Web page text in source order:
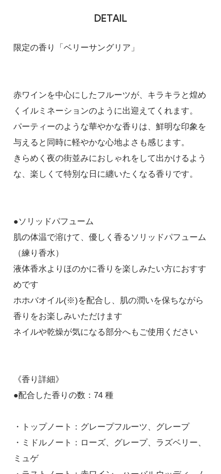
DETAIL
限定の香り「ベリーサングリア」
赤ワインを中心にしたフルーツが、キラキラと煌め
くイルミネーションのように出迎えてくれます。
パーティーのような華やかな香りは、鮮明な印象を
与えると同時に軽やかな心地よさも感じます。
きらめく夜の街並みにおしゃれをして出かけるよう
な、楽しくて特別な日に纏いたくなる香りです。
●ソリッドパフューム
肌の体温で溶けて、優しく香るソリッドパフューム
（練り香水）
液体香水よりほのかに香りを楽しみたい方におすす
めです
ホホバオイル(※)を配合し、肌の潤いを保ちながら
香りをお楽しみいただけます
ネイルや乾燥が気になる部分へもご使用ください
《香り詳細》
●配合した香りの数：74 種
・トップノート：グレープフルーツ、グレープ
・ミドルノート：ローズ、グレープ、ラズベリー、
ミュゲ